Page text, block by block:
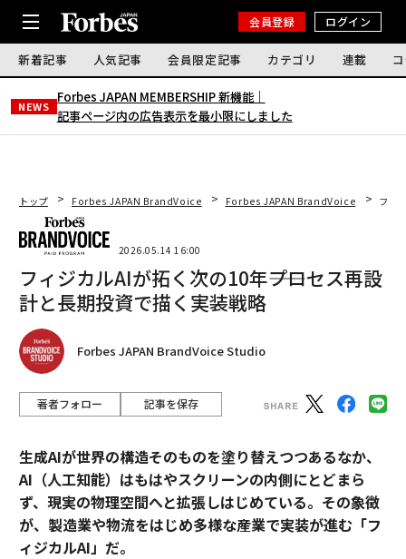
会員登録 ログイン
新着記事 人気記事 会員限定記事 カテゴリ 連載
NEWS
Forbes JAPAN MEMBERSHIP 新機能｜
記事ページ内の広告表示を最小限にしました
トップ Forbes JAPAN BrandVoice Forbes JAPAN BrandVoice フィ
2026.05.14 16:00
フィジカルAIが拓く次の10年――プロセス再設
計と長期投資で描く実装戦略
Forbes JAPAN BrandVoice Studio
著者フォロー 記事を保存
生成AIが世界の構造そのものを塗り替えつつあるなか、
AI（人工知能）はもはやスクリーンの内側にとどまら
ず、現実の物理空間へと拡張しはじめている。その象徴
が、製造業や物流をはじめ多様な産業で実装が進む「フ
ィジカルAI」だ。